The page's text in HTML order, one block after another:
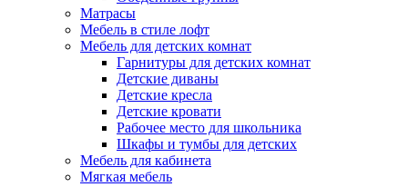
Матрасы
Мебель в стиле лофт
Мебель для детских комнат
Гарнитуры для детских комнат
Детские диваны
Детские кресла
Детские кровати
Рабочее место для школьника
Шкафы и тумбы для детских
Мебель для кабинета
Мягкая мебель